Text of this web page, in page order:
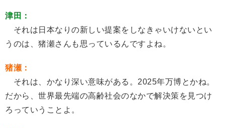
津田：
それは日本なりの新しい提案をしなきゃいけないとい
うのは、猪瀬さんも思っているんですよね。
猪瀬：
それは、かなり深い意味がある。2025年万博とかね。
だから、世界最先端の高齢社会のなかで解決策を見つけ
ろっていうことよ。